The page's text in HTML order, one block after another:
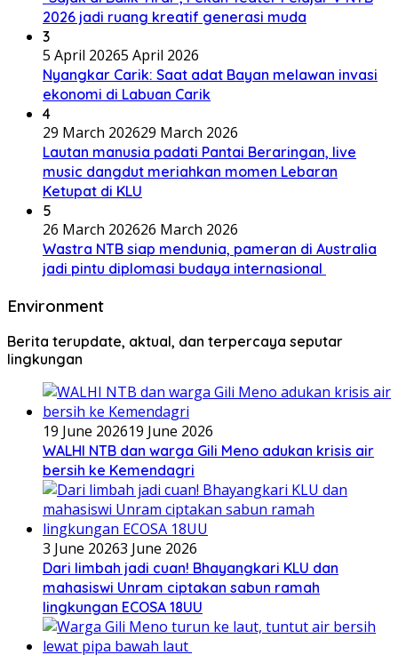
2026 jadi ruang kreatif generasi muda
3
5 April 20265 April 2026
Nyangkar Carik: Saat adat Bayan melawan invasi
ekonomi di Labuan Carik
4
29 March 202629 March 2026
Lautan manusia padati Pantai Beraringan, live
music dangdut meriahkan momen Lebaran
Ketupat di KLU
5
26 March 202626 March 2026
Wastra NTB siap mendunia, pameran di Australia
jadi pintu diplomasi budaya internasional
Environment
Berita terupdate, aktual, dan terpercaya seputar
lingkungan
19 June 202619 June 2026
WALHI NTB dan warga Gili Meno adukan krisis air
bersih ke Kemendagri
3 June 20263 June 2026
Dari limbah jadi cuan! Bhayangkari KLU dan
mahasiswi Unram ciptakan sabun ramah
lingkungan ECOSA 18UU